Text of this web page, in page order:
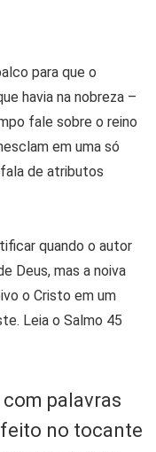
para que o
havia na nobreza –
fale sobre o reino
em uma só
de atributos
quando o autor
Deus, mas a noiva
o Cristo em um
Leia o Salmo 45
com palavras
no tocante